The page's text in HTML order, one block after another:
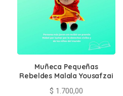
Muñeca Pequeñas
Rebeldes Malala Yousafzai
$ 1.700,00